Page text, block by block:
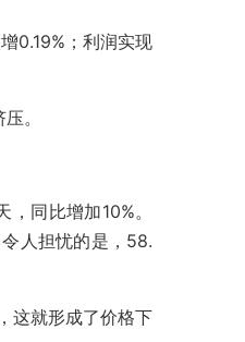
0.19%；利润实现
。
同比增加10%。
人担忧的是，58.
这就形成了价格下